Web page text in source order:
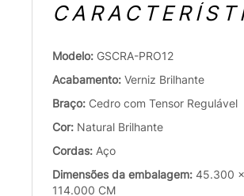
Modelo: GSCRA-PRO12
Acabamento: Verniz Brilhante
Braço: Cedro com Tensor Regulável
Cor: Natural Brilhante
Cordas: Aço
Dimensões da embalagem: 45.300
114.000 CM